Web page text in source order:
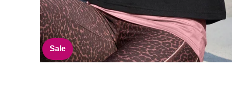
Sale